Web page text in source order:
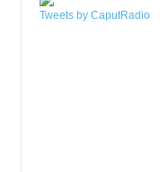
Tweets by CaputRadio